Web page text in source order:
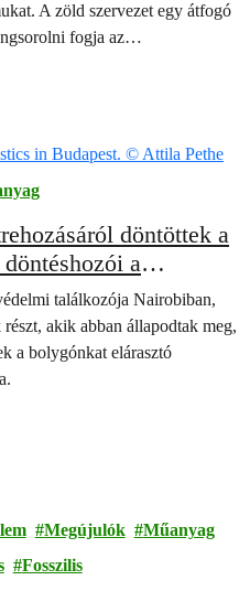
A zöld szervezet egy átfogó
fogja az…
döntöttek a
a
találkozója Nairobiban,
akik abban állapodtak meg,
a bolygónkat elárasztó
Megújulók
Műanyag
Fosszilis